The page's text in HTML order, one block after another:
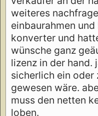
weiteres
einbaurahmen
konverter und
wünsche ganz
lizenz in der hand.
sicherlich ein
gewesen wäre.
muss den netten
loben.